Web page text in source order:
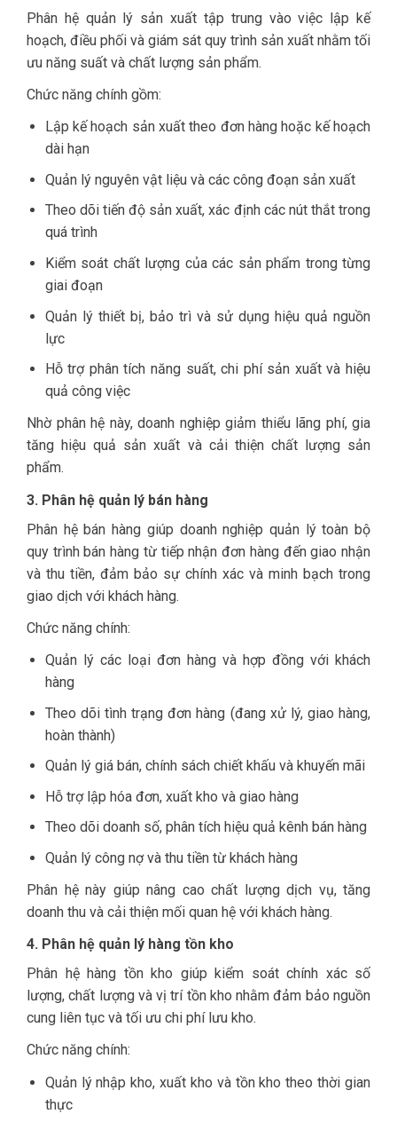
Phân hệ quản lý sản xuất tập trung vào việc lập kế
hoạch, điều phối và giám sát quy trình sản xuất nhằm tối
ưu năng suất và chất lượng sản phẩm.
Chức năng chính gồm:
Lập kế hoạch sản xuất theo đơn hàng hoặc kế hoạch
dài hạn
Quản lý nguyên vật liệu và các công đoạn sản xuất
Theo dõi tiến độ sản xuất, xác định các nút thắt trong
quá trình
Kiểm soát chất lượng của các sản phẩm trong từng
giai đoạn
Quản lý thiết bị, bảo trì và sử dụng hiệu quả nguồn
lực
Hỗ trợ phân tích năng suất, chi phí sản xuất và hiệu
quả công việc
Nhờ phân hệ này, doanh nghiệp giảm thiểu lãng phí, gia
tăng hiệu quả sản xuất và cải thiện chất lượng sản
phẩm.
3. Phân hệ quản lý bán hàng
Phân hệ bán hàng giúp doanh nghiệp quản lý toàn bộ
quy trình bán hàng từ tiếp nhận đơn hàng đến giao nhận
và thu tiền, đảm bảo sự chính xác và minh bạch trong
giao dịch với khách hàng.
Chức năng chính:
Quản lý các loại đơn hàng và hợp đồng với khách
hàng
Theo dõi tình trạng đơn hàng (đang xử lý, giao hàng,
hoàn thành)
Quản lý giá bán, chính sách chiết khấu và khuyến mãi
Hỗ trợ lập hóa đơn, xuất kho và giao hàng
Theo dõi doanh số, phân tích hiệu quả kênh bán hàng
Quản lý công nợ và thu tiền từ khách hàng
Phân hệ này giúp nâng cao chất lượng dịch vụ, tăng
doanh thu và cải thiện mối quan hệ với khách hàng.
4. Phân hệ quản lý hàng tồn kho
Phân hệ hàng tồn kho giúp kiểm soát chính xác số
lượng, chất lượng và vị trí tồn kho nhằm đảm bảo nguồn
cung liên tục và tối ưu chi phí lưu kho.
Chức năng chính:
Quản lý nhập kho, xuất kho và tồn kho theo thời gian
thực